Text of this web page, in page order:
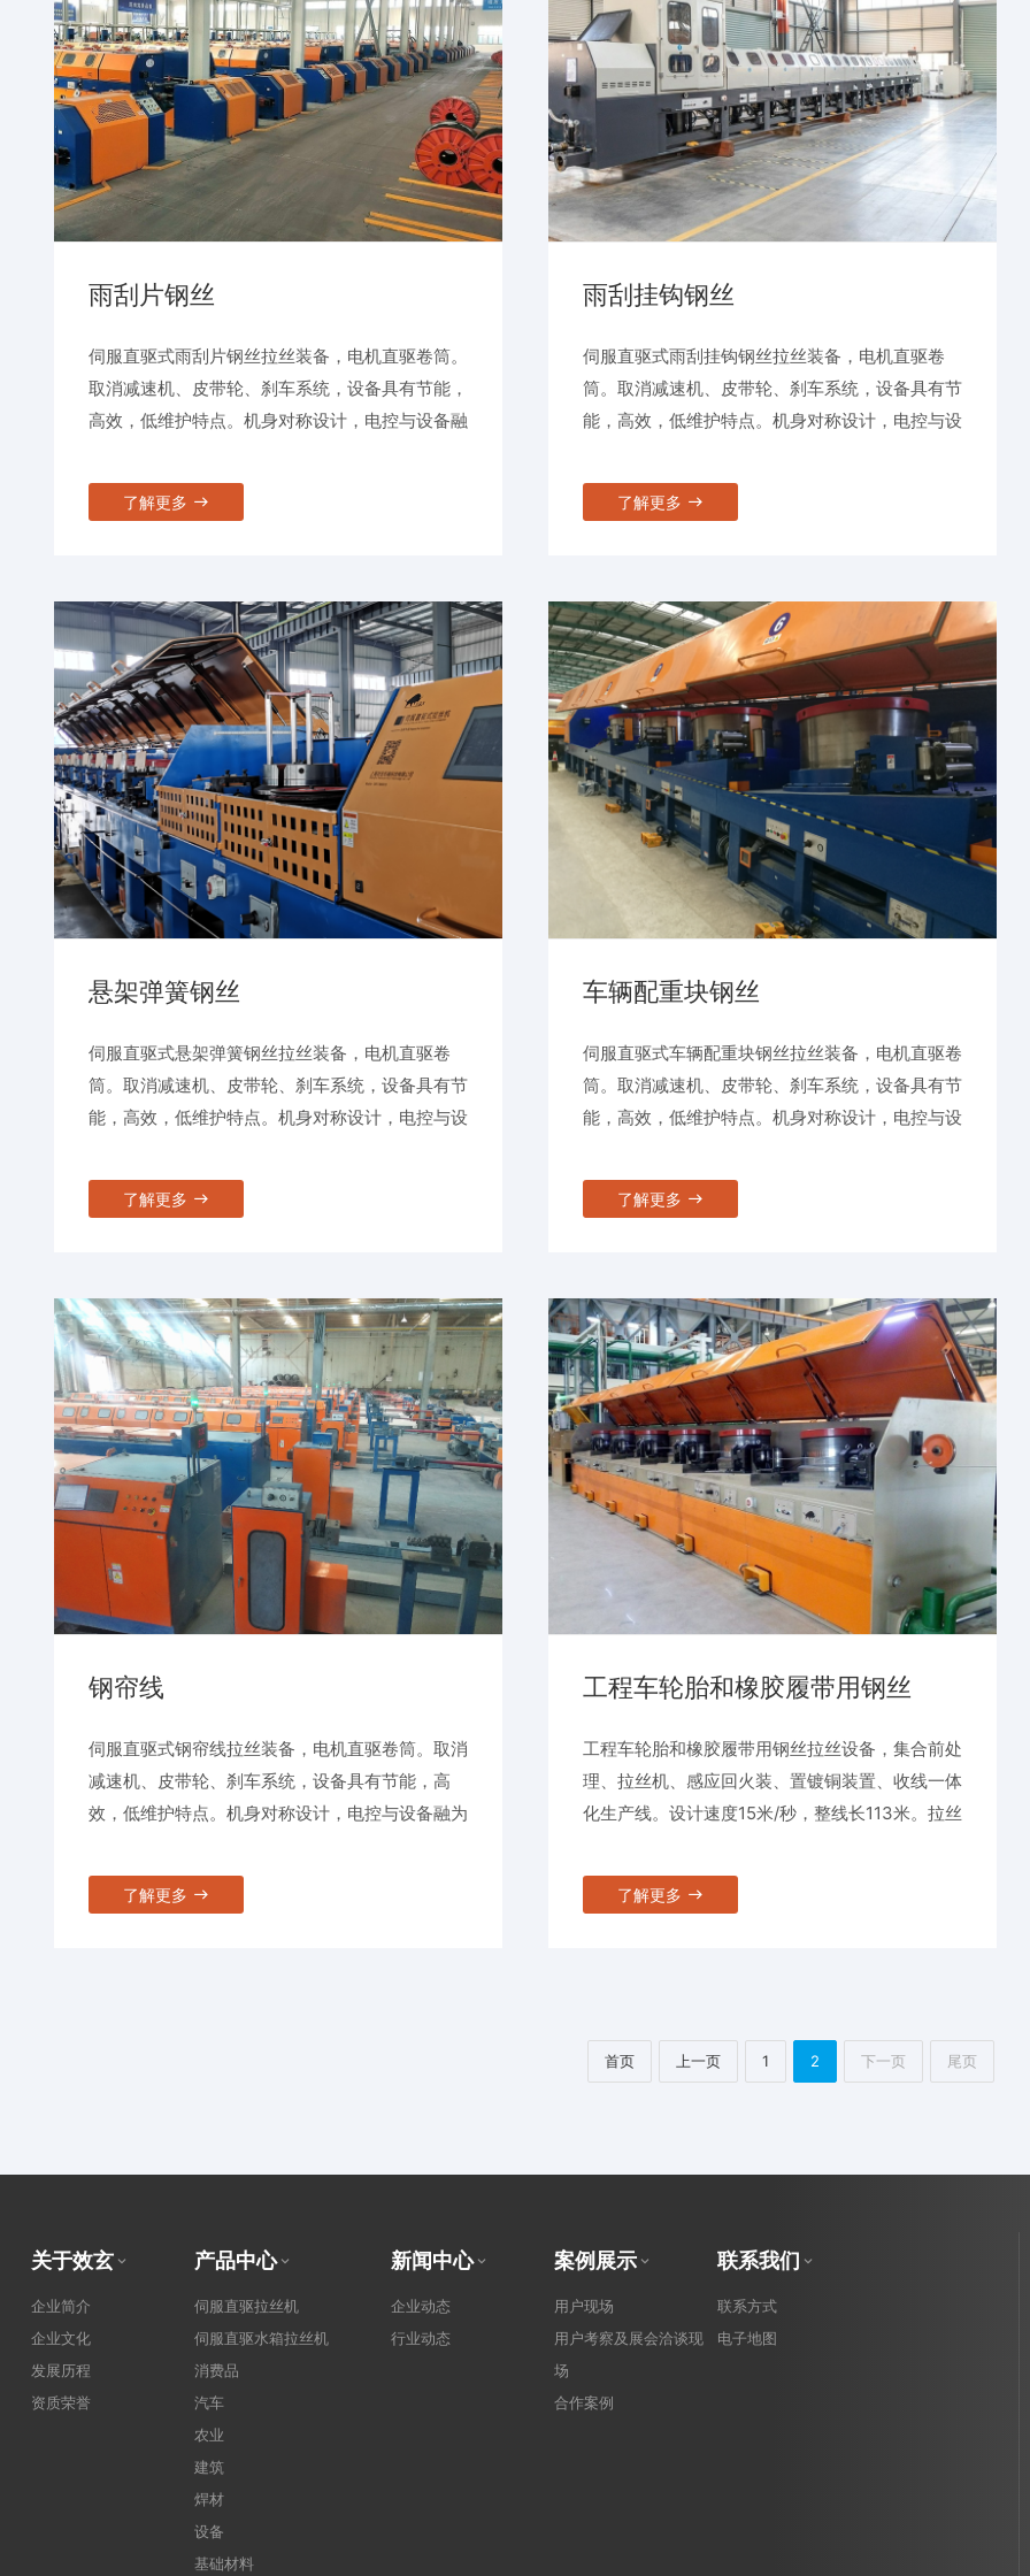
雨刮片钢丝
伺服直驱式雨刮片钢丝拉丝装备，电机直驱卷筒。
取消减速机、皮带轮、刹车系统，设备具有节能，
高效，低维护特点。机身对称设计，电控与设备融
提效20%的目标。
了解更多
雨刮挂钩钢丝
伺服直驱式雨刮挂钩钢丝拉丝装备，电机直驱卷
筒。取消减速机、皮带轮、刹车系统，设备具有节
能，高效，低维护特点。机身对称设计，电控与设
40%，提效20%的目标。
了解更多
悬架弹簧钢丝
伺服直驱式悬架弹簧钢丝拉丝装备，电机直驱卷
筒。取消减速机、皮带轮、刹车系统，设备具有节
能，高效，低维护特点。机身对称设计，电控与设
40%，提效20%的目标。
了解更多
车辆配重块钢丝
伺服直驱式车辆配重块钢丝拉丝装备，电机直驱卷
筒。取消减速机、皮带轮、刹车系统，设备具有节
能，高效，低维护特点。机身对称设计，电控与设
40%，提效20%的目标。
了解更多
钢帘线
伺服直驱式钢帘线拉丝装备，电机直驱卷筒。取消
减速机、皮带轮、刹车系统，设备具有节能，高
效，低维护特点。机身对称设计，电控与设备融为
效20%的目标。
了解更多
工程车轮胎和橡胶履带用钢丝
工程车轮胎和橡胶履带用钢丝拉丝设备，集合前处
理、拉丝机、感应回火装、置镀铜装置、收线一体
化生产线。设计速度15米/秒，整线长113米。拉丝
速机、皮带轮、刹车系统，设备具有节能，高效，
低维护特点。机身对称设计，电控与设备融为一
了解更多
首页 上一页 1 2 下一页 尾页
关于效玄
企业简介
企业文化
发展历程
资质荣誉
产品中心
伺服直驱拉丝机
伺服直驱水箱拉丝机
消费品
汽车
农业
建筑
焊材
设备
基础材料
新闻中心
企业动态
行业动态
案例展示
用户现场
用户考察及展会洽谈现
场
合作案例
联系我们
联系方式
电子地图